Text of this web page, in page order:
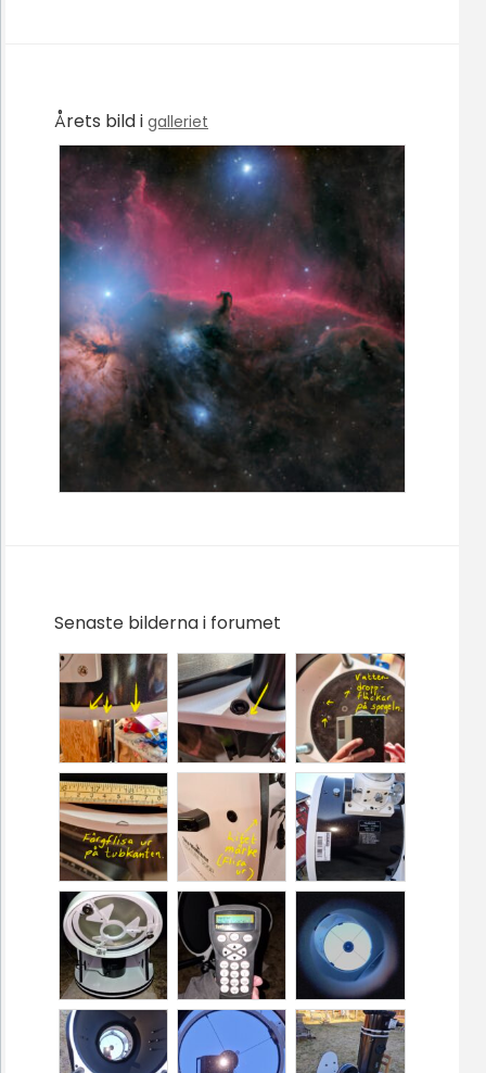
Årets bild i galleriet
Senaste bilderna i forumet